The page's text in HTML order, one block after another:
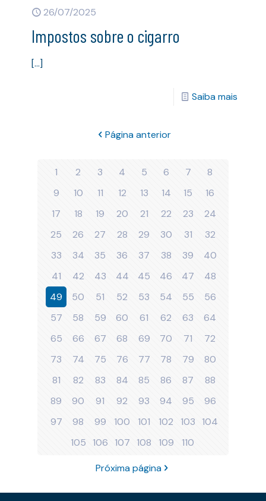
26/07/2025
Impostos sobre o cigarro
[…]
Saiba mais
Página anterior
1 2 3 4 5 6 7
8
9
10 11 12 13 14 15
16
17
18 19 20 21 22 23
24
25
26 27 28 29 30 31
32
33
34 35 36 37 38 39
40
41
42 43 44 45 46 47
48
49
50 51 52 53 54 55
56
57
58 59 60 61 62 63
64
65
66 67 68 69 70 71
72
73
74 75 76 77 78 79
80
81
82 83 84 85 86 87
88
89
90 91 92 93 94 95
96
97
98 99 100 101 102 103 104
105
106 107 108 109 110
Próxima página